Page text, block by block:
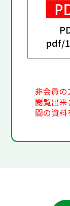
pdf/
非会員
閲覧出
間の資料